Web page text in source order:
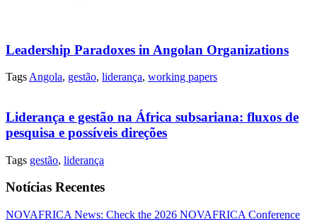
Leadership Paradoxes in Angolan Organizations
Tags Angola, gestão, liderança, working papers
Liderança e gestão na África subsariana: fluxos de
pesquisa e possíveis direções
Tags gestão, liderança
Notícias Recentes
NOVAFRICA News: Check the 2026 NOVAFRICA Conference